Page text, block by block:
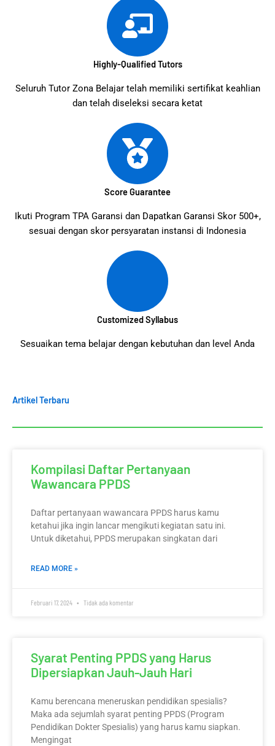
Highly-Qualified Tutors
Seluruh Tutor Zona Belajar telah memiliki sertifikat keahlian
dan telah diseleksi secara ketat
Score Guarantee
Ikuti Program TPA Garansi dan Dapatkan Garansi Skor 500+,
sesuai dengan skor persyaratan instansi di Indonesia
Customized Syllabus
Sesuaikan tema belajar dengan kebutuhan dan level Anda
Artikel Terbaru
Kompilasi Daftar Pertanyaan
Wawancara PPDS
Daftar pertanyaan wawancara PPDS harus kamu
ketahui jika ingin lancar mengikuti kegiatan satu ini.
Untuk diketahui, PPDS merupakan singkatan dari
READ MORE »
Februari 17, 2024 Tidak ada komentar
Syarat Penting PPDS yang Harus
Dipersiapkan Jauh-Jauh Hari
Kamu berencana meneruskan pendidikan spesialis?
Maka ada sejumlah syarat penting PPDS (Program
Pendidikan Dokter Spesialis) yang harus kamu siapkan.
Mengingat